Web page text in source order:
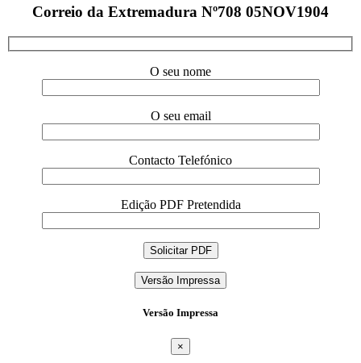
Correio da Extremadura Nº708 05NOV1904
O seu nome
O seu email
Contacto Telefónico
Edição PDF Pretendida
Versão Impressa
Versão Impressa
×